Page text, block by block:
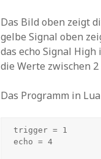
Das Bild oben zeigt
gelbe Signal oben
das echo Signal
die Werte zwischen 2
Das Programm in
trigger = 1
echo = 4